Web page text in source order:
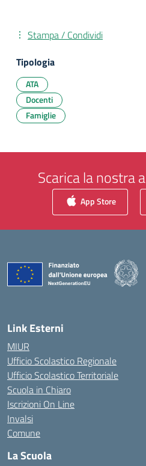
Stampa / Condividi
Tipologia
ATA
Docenti
Famiglie
Scarica la nostra
App Store
Link Esterni
MIUR
Ufficio Scolastico Regionale
Ufficio Scolastico Territoriale
Scuola in Chiaro
Iscrizioni On Line
Invalsi
Comune
La Scuola